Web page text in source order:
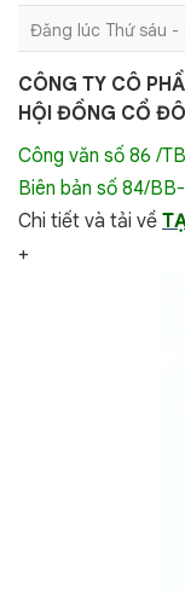
Đăng lúc Thứ sáu
CÔNG TY CÔ
HỘI ĐỒNG CỔ
Công văn số 86 /
Biên bản số 84/
Chi tiết và tải về
+